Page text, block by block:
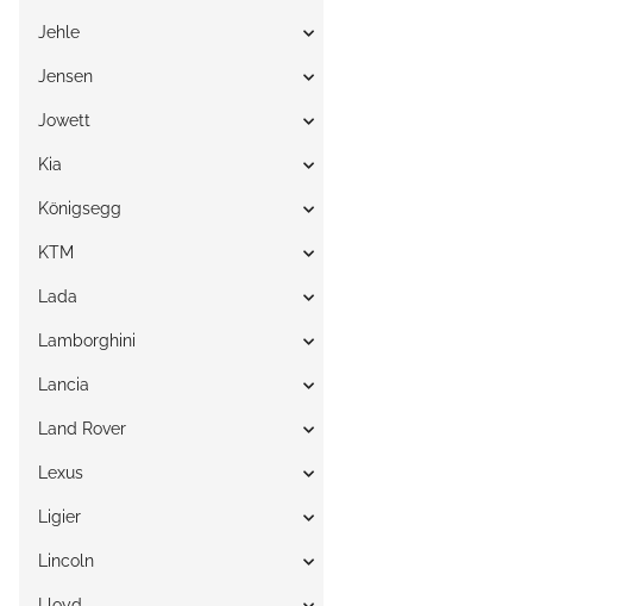
Jehle
Jensen
Jowett
Kia
Königsegg
KTM
Lada
Lamborghini
Lancia
Land Rover
Lexus
Ligier
Lincoln